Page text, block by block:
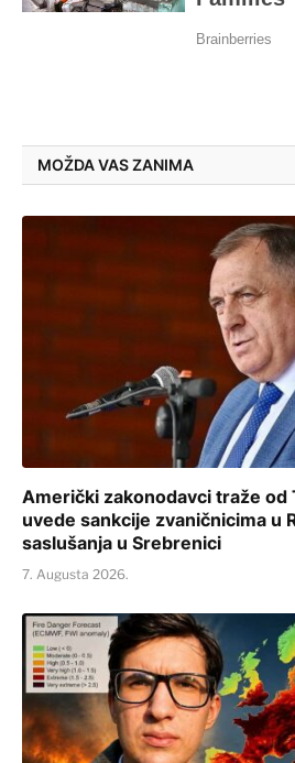
MOŽDA VAS ZANIMA
Američki zakonodavci traže od
uvede sankcije zvaničnicima u
saslušanja u Srebrenici
7. Augusta 2026.